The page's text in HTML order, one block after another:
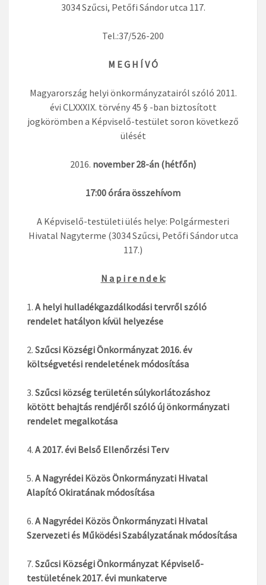
3034 Szűcsi, Petőfi Sándor utca 117.
Tel.:37/526-200
M E G H Í V Ó
Magyarország helyi önkormányzatairól szóló 2011.
évi CLXXXIX. törvény 45 § -ban biztosított
jogkörömben a Képviselő-testület soron következő
ülését
november 28-án (hétfőn)
17:00 órára összehívom
A Képviselő-testületi ülés helye: Polgármesteri
Hivatal Nagyterme (3034 Szűcsi, Petőfi Sándor utca
117.)
N a p i r e n d e k:
A helyi hulladékgazdálkodási tervről szóló
rendelet hatályon kívül helyezése
Szűcsi Községi Önkormányzat 2016. év
költségvetési rendeletének módosítása
Szűcsi község területén súlykorlátozáshoz
kötött behajtás rendjéről szóló új önkormányzati
rendelet megalkotása
A 2017. évi Belső Ellenőrzési Terv
A Nagyrédei Közös Önkormányzati Hivatal
Alapító Okiratának módosítása
A Nagyrédei Közös Önkormányzati Hivatal
Szervezeti és Működési Szabályzatának módosítása
Szűcsi Községi Önkormányzat Képviselő-
testületének 2017. évi munkaterve